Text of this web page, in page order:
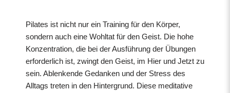
Pilates ist nicht nur ein Training für den Körper,
sondern auch eine Wohltat für den Geist. Die hohe
Konzentration, die bei der Ausführung der Übungen
erforderlich ist, zwingt den Geist, im Hier und Jetzt zu
sein. Ablenkende Gedanken und der Stress des
Alltags treten in den Hintergrund. Diese meditative